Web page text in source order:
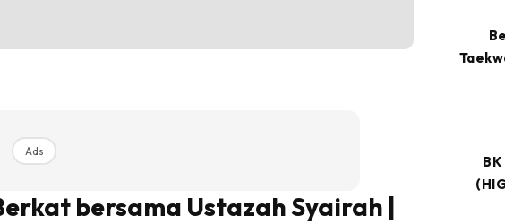
Ads
bersama Ustazah Syairah |